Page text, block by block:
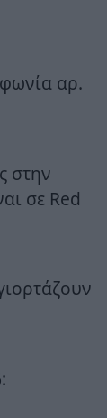
αρ.
στην
σε Red